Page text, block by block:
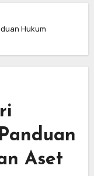
Hukum
Aset